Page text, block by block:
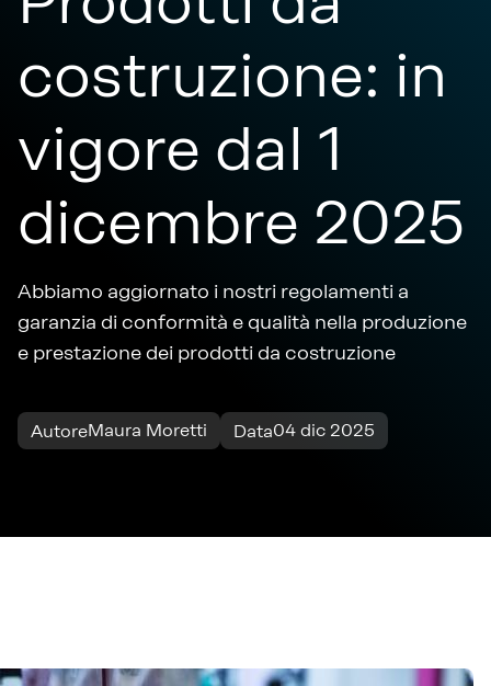
costruzione: in
vigore dal 1
dicembre 2025
Abbiamo aggiornato i nostri regolamenti a
garanzia di conformità e qualità nella produzione
e prestazione dei prodotti da costruzione
AutoreMaura Moretti Data04 dic 2025